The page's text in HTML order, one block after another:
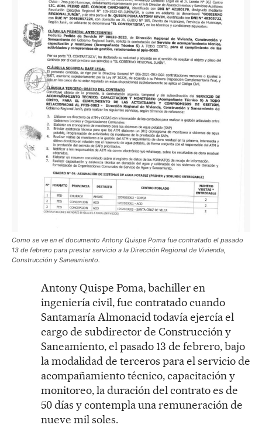
Como se ve en el documento Antony Quispe Poma fue contratado el pasado
13 de febrero para prestar servicio a la Dirección Regional de Vivienda,
Construcción y Saneamiento.
Antony Quispe Poma, bachiller en
ingeniería civil, fue contratado cuando
Santamaría Almonacid todavía ejercía el
cargo de subdirector de Construcción y
Saneamiento, el pasado 13 de febrero, bajo
la modalidad de terceros para el servicio de
acompañamiento técnico, capacitación y
monitoreo, la duración del contrato es de
50 días y contempla una remuneración de
nueve mil soles.